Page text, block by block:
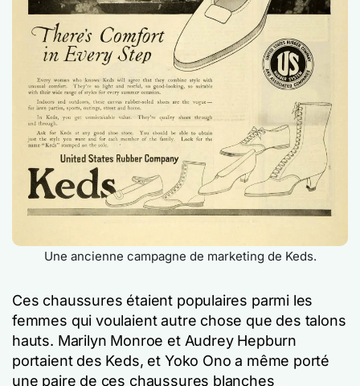
Une ancienne campagne de marketing de Keds.
Ces chaussures étaient populaires parmi les
femmes qui voulaient autre chose que des talons
hauts. Marilyn Monroe et Audrey Hepburn
portaient des Keds, et Yoko Ono a même porté
une paire de ces chaussures blanches